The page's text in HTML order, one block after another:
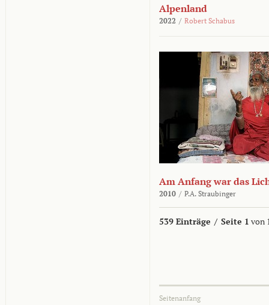
Alpenland
2022 / Robert Schabus
Am Anfang war das
2010 / P.A. Straubinger
539 Einträge / Seite 1 von
Seitenanfang